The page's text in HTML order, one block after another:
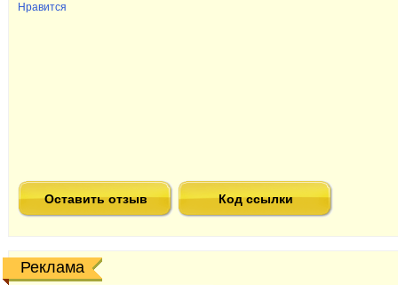
Нравится
Оставить отзыв Код ссылки
Реклама